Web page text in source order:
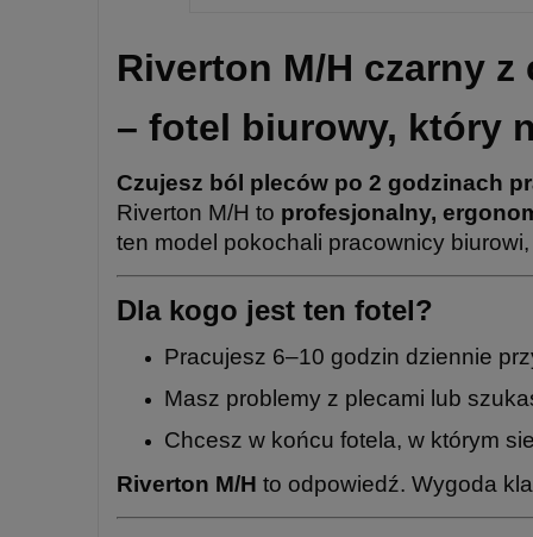
Riverton M/H czarny
– fotel biurowy, który
Czujesz ból pleców po 2 godzinach
Riverton M/H to profesjonalny,
ten model pokochali pracownicy
Dla kogo jest ten fotel?
Pracujesz 6–10 godzin dziennie
Masz problemy z plecami lub
Chcesz w końcu fotela, w którym
Riverton M/H to odpowiedź. Wygoda